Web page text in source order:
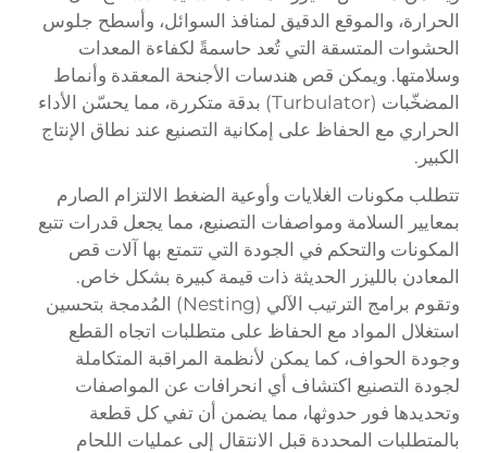
الحرارة، والموقع الدقيق لمنافذ السوائل، وأسطح جلوس
الحشوات المتسقة التي تُعد حاسمةً لكفاءة المعدات
وسلامتها. ويمكن قص هندسات الأجنحة المعقدة وأنماط
المضخّبات (Turbulator) بدقة متكررة، مما يحسّن الأداء
الحراري مع الحفاظ على إمكانية التصنيع عند نطاق الإنتاج
الكبير.
تتطلب مكونات الغلايات وأوعية الضغط الالتزام الصارم
بمعايير السلامة ومواصفات التصنيع، مما يجعل قدرات تتبع
المكونات والتحكم في الجودة التي تتمتع بها آلات قص
المعادن بالليزر الحديثة ذات قيمة كبيرة بشكل خاص.
وتقوم برامج الترتيب الآلي (Nesting) المُدمجة بتحسين
استغلال المواد مع الحفاظ على متطلبات اتجاه القطع
وجودة الحواف، كما يمكن لأنظمة المراقبة المتكاملة
لجودة التصنيع اكتشاف أي انحرافات عن المواصفات
وتحديدها فور حدوثها، مما يضمن أن تفي كل قطعة
بالمتطلبات المحددة قبل الانتقال إلى عمليات اللحام